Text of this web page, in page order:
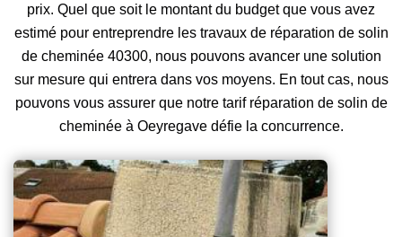
prix. Quel que soit le montant du budget que vous avez
estimé pour entreprendre les travaux de réparation de solin
de cheminée 40300, nous pouvons avancer une solution
sur mesure qui entrera dans vos moyens. En tout cas, nous
pouvons vous assurer que notre tarif réparation de solin de
cheminée à Oeyregave défie la concurrence.